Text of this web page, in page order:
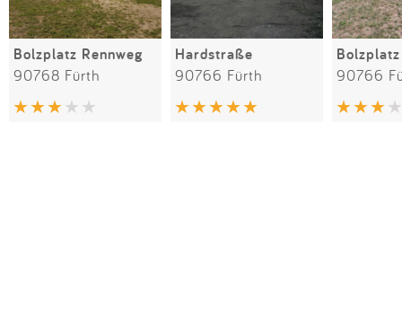
Bolzplatz Rennweg
90768 Fürth
Hardstraße
90766 Fürth 90766